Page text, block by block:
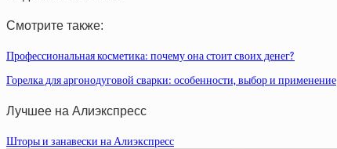
Смотрите также:
Профессиональная косметика: почему она стоит своих денег?
Горелка для аргонодуговой сварки: особенности, выбор и применение
Лучшее на Алиэкспресс
Шторы и занавески на Алиэкспресс